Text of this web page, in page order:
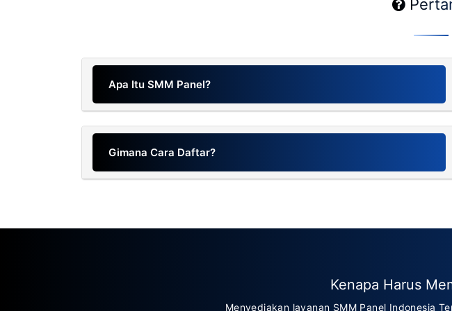
Apa Itu SMM Panel?
Gimana Cara Daftar?
Kenapa Harus
Menyediakan layanan SMM Panel Indonesia